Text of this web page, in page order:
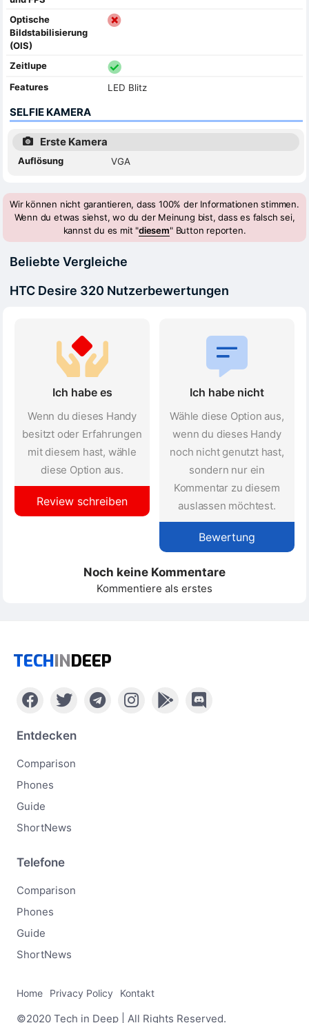
Optische
Bildstabilisierung
(OIS)
Zeitlupe
Features
LED Blitz
SELFIE KAMERA
Erste Kamera
Auflösung VGA
Wir können nicht garantieren, dass 100% der Informationen stimmen.
Wenn du etwas siehst, wo du der Meinung bist, dass es falsch sei,
kannst du es mit "diesem" Button reporten.
Beliebte Vergleiche
HTC Desire 320 Nutzerbewertungen
Ich habe es
Wenn du dieses Handy
besitzt oder Erfahrungen
mit diesem hast, wähle
diese Option aus.
Review schreiben
Ich habe nicht
Wähle diese Option aus,
wenn du dieses Handy
noch nicht genutzt hast,
sondern nur ein
Kommentar zu diesem
auslassen möchtest.
Bewertung
Noch keine Kommentare
Kommentiere als erstes
TECHINDEEP
Entdecken
Comparison
Phones
Guide
ShortNews
Telefone
Comparison
Phones
Guide
ShortNews
Home Privacy Policy Kontakt
©2020 Tech in Deep | All Rights Reserved.